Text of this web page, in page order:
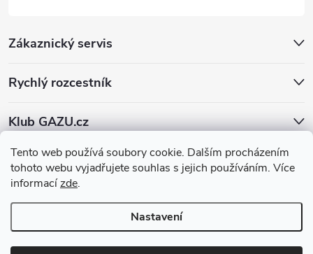
Tento web používá soubory cookie. Dalším procházením
tohoto webu vyjadřujete souhlas s jejich používáním. Více
informacízde.
Nastavení
Zákaznický servis
Rychlý rozcestník
Klub GAZU.cz
Copyright 2026GAZU.cz | moderní koberce. Všechna práva vyhrazena.